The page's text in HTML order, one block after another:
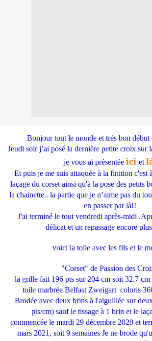
Bonjour tout le monde et très bon début
Jeudi soir j’ai posé la dernière petite croix sur
je vous ai présentée ici et
Et puis je me suis attaquée à la finition c'est
laçage du corset ainsi qu'à la pose des petits
la chainette.. la partie que je n’aime pas du
en passer par là!!
J'ai terminé le tout vendredi après-midi
délicat et un repassage encore
voici la toile avec les fils et le
"Corset" de Passion des
la grille fait 196 pts sur 204 cm soit 32.7 cm
toile marbrée Belfast Zweigart coloris
Brodée avec deux brins à l'aiguillée sur
pts/cm) sauf le tissage à 1 brin et le
commencée le mardi 29 décembre 2020 et
mars 2021, soit 9 semaines Je ne brode